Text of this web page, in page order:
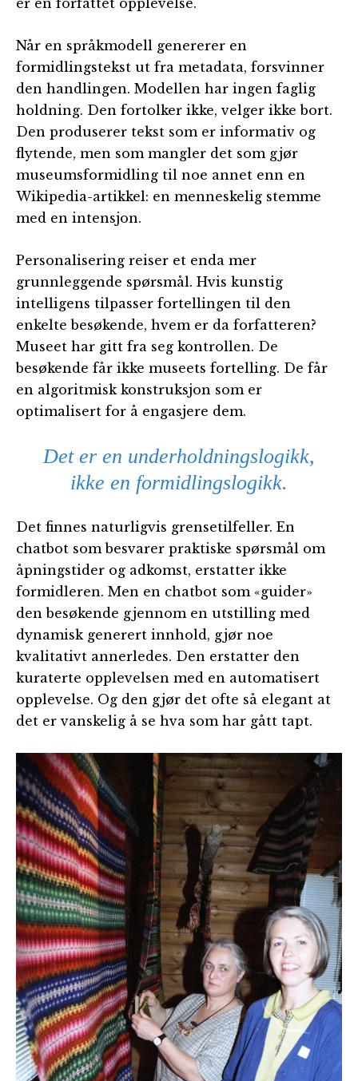
er en forfattet opplevelse.
Når en språkmodell genererer en
formidlingstekst ut fra metadata, forsvinner
den handlingen. Modellen har ingen faglig
holdning. Den fortolker ikke, velger ikke bort.
Den produserer tekst som er informativ og
flytende, men som mangler det som gjør
museumsformidling til noe annet enn en
Wikipedia-artikkel: en menneskelig stemme
med en intensjon.
Personalisering reiser et enda mer
grunnleggende spørsmål. Hvis kunstig
intelligens tilpasser fortellingen til den
enkelte besøkende, hvem er da forfatteren?
Museet har gitt fra seg kontrollen. De
besøkende får ikke museets fortelling. De får
en algoritmisk konstruksjon som er
optimalisert for å engasjere dem.
Det er en underholdningslogikk,
ikke en formidlingslogikk.
Det finnes naturligvis grensetilfeller. En
chatbot som besvarer praktiske spørsmål om
åpningstider og adkomst, erstatter ikke
formidleren. Men en chatbot som «guider»
den besøkende gjennom en utstilling med
dynamisk generert innhold, gjør noe
kvalitativt annerledes. Den erstatter den
kuraterte opplevelsen med en automatisert
opplevelse. Og den gjør det ofte så elegant at
det er vanskelig å se hva som har gått tapt.